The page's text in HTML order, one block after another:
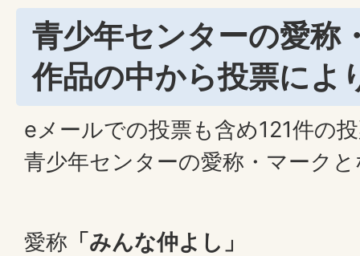
青少年センターの愛称
作品の中から投票によ
eメールでの投票も含め121件の
青少年センターの愛称・マーク
愛称 「みんな仲よし」